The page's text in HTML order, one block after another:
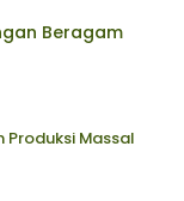
Beragam
Produksi Massal